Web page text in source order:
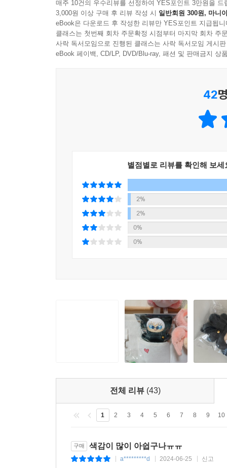
매주 10건의 우수리뷰를 선정하여 YES포인트 3만원을 드
3,000원 이상 구매 후 리뷰 작성 시 일반회원 300원, 마니
eBook은 다운로드 후 작성한 리뷰만 YES포인트 지급됩니
클래스는 첫번째 회차 주문확정 시점부터 마지막 회차 주
사락 독서모임으로 진행된 클래스는 사락 독서모임 게시
eBook 페이백, CD/LP, DVD/Blu-ray, 패션 및 판매금지 상
42
별점별로 리뷰를 확인해 보세
2%
2%
0%
0%
전체 리뷰 (43)
1 2 3 4 5 6 7 8 9 10
구매 색감이 많이 아쉽구나ㅠㅠ
a*********d 2024-06-25 신고